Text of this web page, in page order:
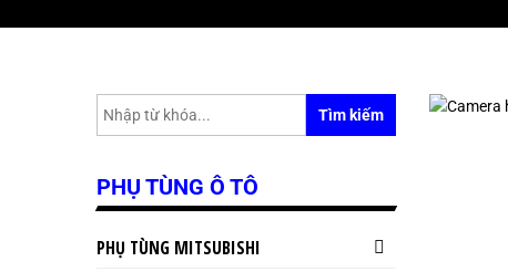
Tìm kiếm
PHỤ TÙNG Ô TÔ
PHỤ TÙNG MITSUBISHI